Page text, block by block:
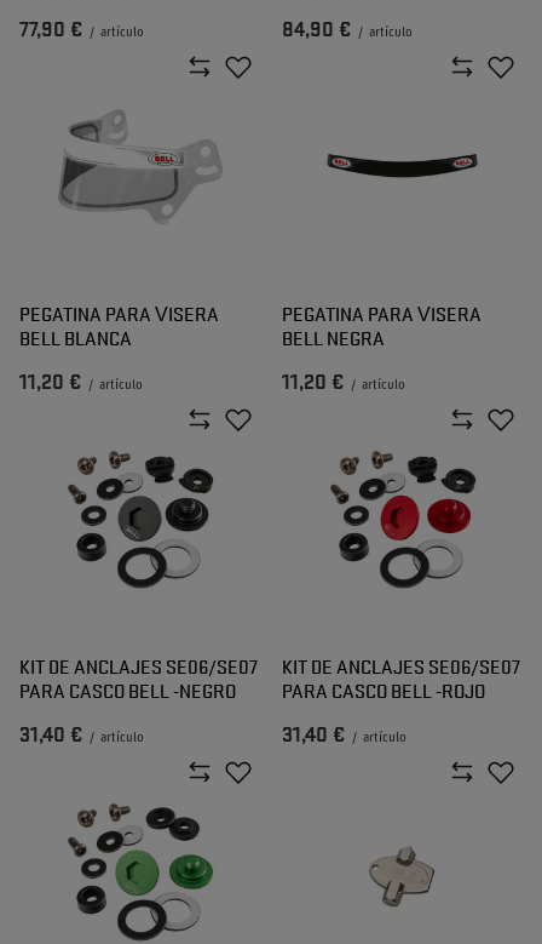
77,90 € / artículo 84,90 € / artículo
PEGATINA PARA VISERA
BELL BLANCA
11,20 € / artículo
PEGATINA PARA VISERA
BELL NEGRA
11,20 € / artículo
KIT DE ANCLAJES SE06/SE07
PARA CASCO BELL -NEGRO
31,40 € / artículo
KIT DE ANCLAJES SE06/SE07
PARA CASCO BELL -ROJO
31,40 € / artículo